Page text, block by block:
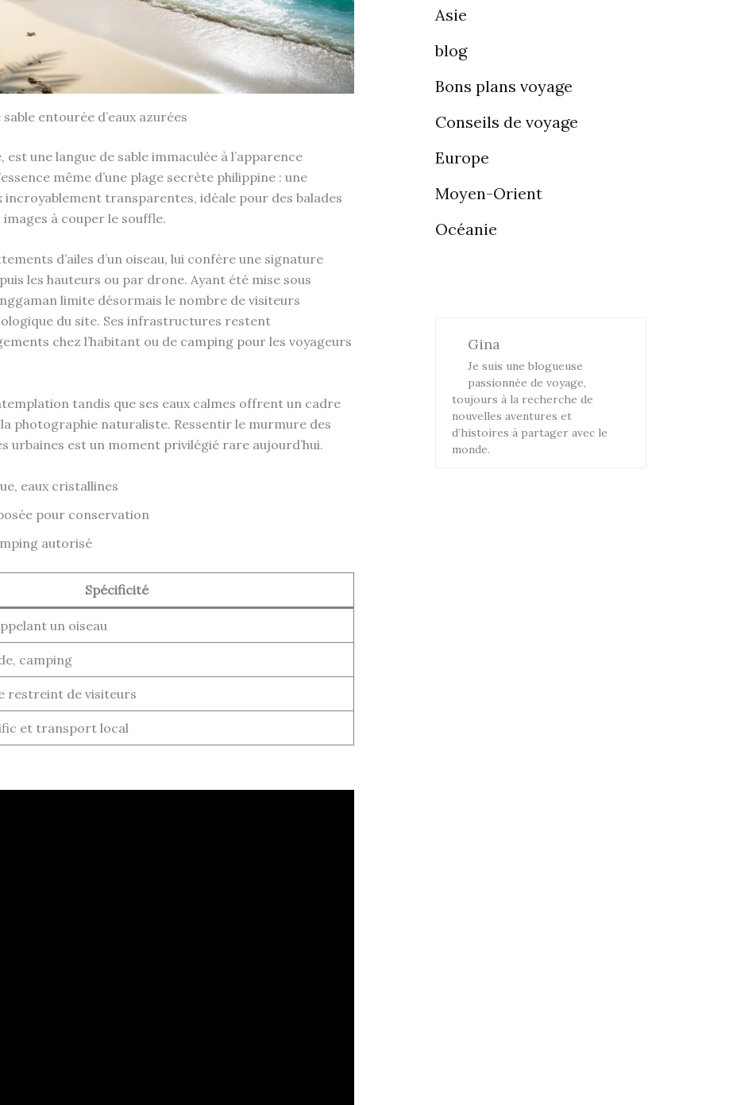
entourée d’eaux azurées
une langue de sable immaculée à l’apparence
même d’une plage secrète philippine : une
incroyablement transparentes, idéale pour des balades
à couper le souffle.
d’ailes d’un oiseau, lui confère une signature
les hauteurs ou par drone. Ayant été mise sous
limite désormais le nombre de visiteurs
du site. Ses infrastructures restent
chez l’habitant ou de camping pour les voyageurs
tandis que ses eaux calmes offrent un cadre
photographie naturaliste. Ressentir le murmure des
urbaines est un moment privilégié rare aujourd’hui.
eaux cristallines
pour conservation
autorisé
Spécificité
un oiseau
camping
restreint de visiteurs
et transport local
Asie
blog
Bons plans voyage
Conseils de voyage
Europe
Moyen-Orient
Océanie
Gina
Je suis une blogueuse
passionnée de voyage,
toujours à la recherche de
nouvelles aventures et
d’histoires à partager avec le
monde.